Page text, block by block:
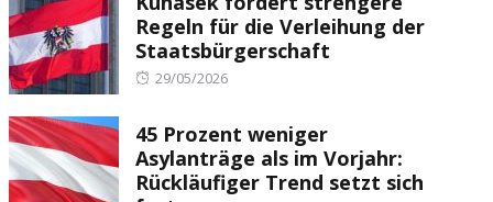
Regeln für die Verleihung der
Staatsbürgerschaft
Posted
29/05/2026
45 Prozent weniger
Asylanträge als im Vorjahr:
Rückläufiger Trend setzt sich